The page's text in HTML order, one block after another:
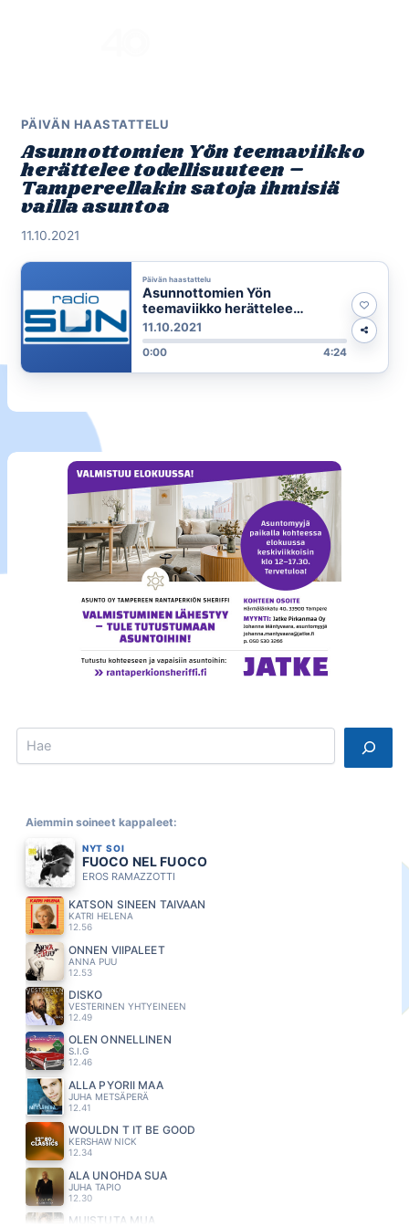
PÄIVÄN HAASTATTELU
Asunnottomien Yön teemaviikko
herättelee todellisuuteen –
Tampereellakin satoja ihmisiä
vailla asuntoa
11.10.2021
Päivän haastattelu
Asunnottomien Yön
teemaviikko herättelee
todellisuuteen –
Tampereellakin satoja ihmisiä
vailla asuntoa
11.10.2021
0:00 4:24
Search
Aiemmin soineet kappaleet:
NYT SOI
FUOCO NEL FUOCO
EROS RAMAZZOTTI
KATSON SINEEN TAIVAAN
KATRI HELENA
12.56
ONNEN VIIPALEET
ANNA PUU
12.53
DISKO
VESTERINEN YHTYEINEEN
12.49
OLEN ONNELLINEN
S.I.G
12.46
ALLA PYÖRII MAA
JUHA METSÄPERÄ
12.41
WOULDN T IT BE GOOD
KERSHAW NICK
12.34
ÄLÄ UNOHDA SUA
JUHA TAPIO
12.30
MUISTUTA MUA